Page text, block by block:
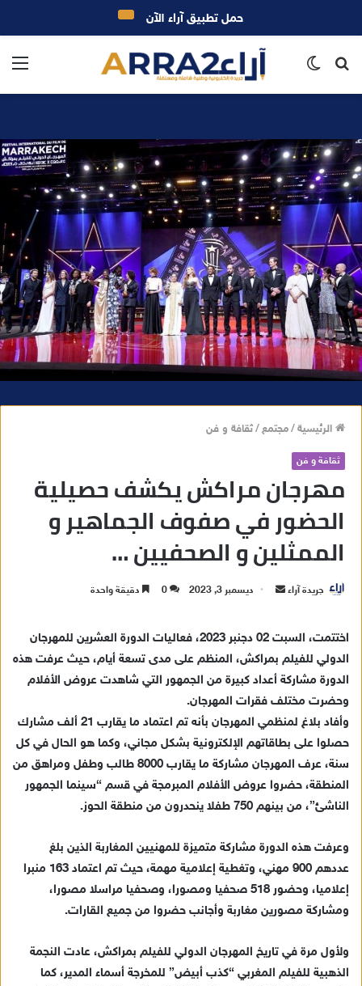
بحث
الرئيسية/مجتمع/ثقافة و فن
ثقافة و فن
مهرجان مراكش يكشف حصيلية
الحضور في صفوف الجماهير و
الممثلين و الصحفيين …
جريدة آراء
ي
د
ا
إ
ل
ك
ر
و
ديسمبر 3, 2023 0 دقيقة واحدة
اختتمت، السبت 02 دجنبر 2023، فعاليات الدورة العشرين للمهرجان
الدولي للفيلم بمراكش، المنظم على مدى تسعة أيام، حيث عرفت هذه
الدورة مشاركة أعداد كبيرة من الجمهور التي شاهدت عروض الأفلام
وحضرت مختلف فقرات المهرجان.
وأفاد بلاغ لمنظمي المهرجان بأنه تم اعتماد ما يقارب 21 ألف مشارك
حصلوا على بطاقاتهم الإلكترونية بشكل مجاني، وكما هو الحال في كل
سنة، عرف المهرجان مشاركة ما يقارب 8000 طالب وطفل ومراهق من
المنطقة، حضروا عروض الأفلام المبرمجة في قسم “سينما الجمهور
الناشئ”، من بينهم 750 طفلا ينحدرون من منطقة الحوز.
وعرفت هذه الدورة مشاركة متميزة للمهنيين المغاربة الذين بلغ
عددهم 900 مهني، وتغطية إعلامية مهمة، حيث تم اعتماد 163 منبرا
إعلاميا، وحضور 518 صحفيا ومصورا، وصحفيا مراسلا مصورا،
ومشاركة مصورين مغاربة وأجانب حضروا من جميع القارات.
ولأول مرة في تاريخ المهرجان الدولي للفيلم بمراكش، عادت النجمة
الذهبية للفيلم المغربي “كذب أبيض” للمخرجة أسماء المدير، كما
حمل تطبيق آراء الآن